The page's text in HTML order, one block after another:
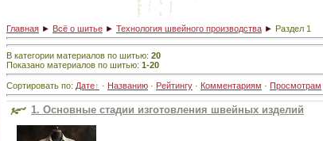
Главная ► Всё о шитье ► Технология швейного производства ► Раздел 1
В категории материалов по шитью: 20
Показано материалов по шитью: 1-20
Сортировать по: Дате · Названию · Рейтингу · Комментариям · Просмотрам
1. Основные стадии изготовления швейных изделий